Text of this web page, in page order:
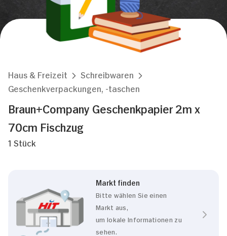
Haus & Freizeit
Schreibwaren
Geschenkverpackungen, -taschen
Braun+Company Geschenkpapier 2m x
70cm Fischzug
1 Stück
Markt finden
Bitte wählen Sie einen
Markt aus,
um lokale Informationen zu
sehen.